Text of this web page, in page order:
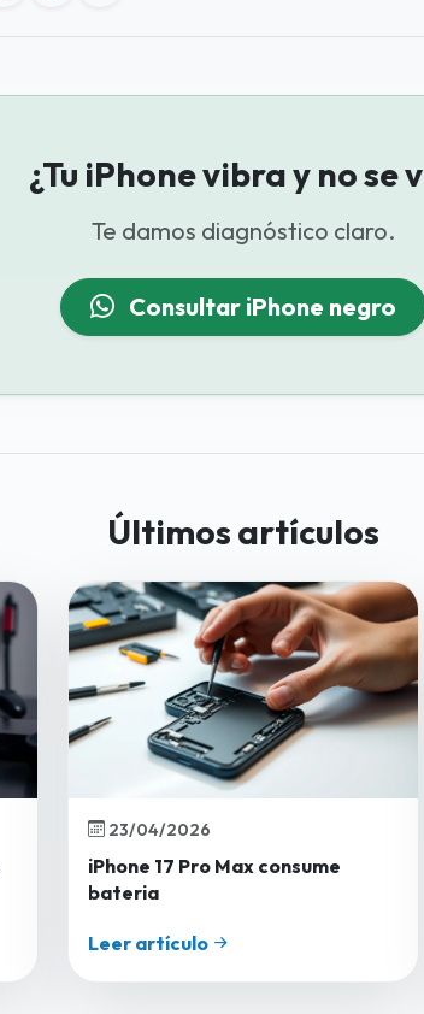
¿Tu iPhone vibra y no se
Te damos diagnóstico claro.
Consultar iPhone negro
Últimos artículos
23/04/2026
iPhone 17 Pro Max consume
bateria
Leer artículo